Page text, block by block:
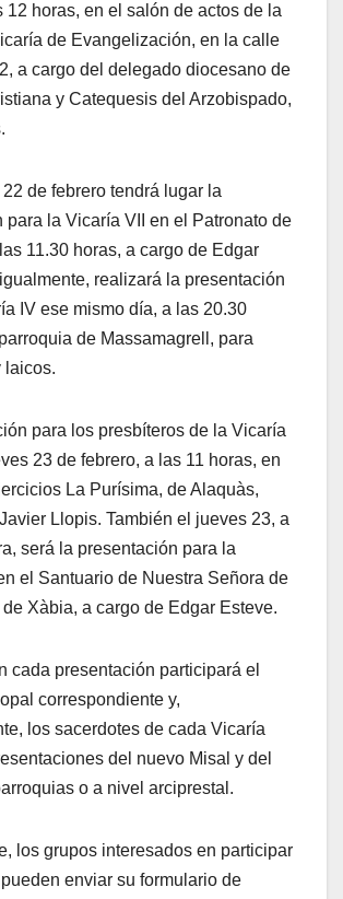
12 horas, en el salón de actos de la
de Evangelización, en la calle
a cargo del delegado diocesano de
y Catequesis del Arzobispado,
de febrero tendrá lugar la
para la Vicaría VII en el Patronato de
11.30 horas, a cargo de Edgar
realizará la presentación
IV ese mismo día, a las 20.30
de Massamagrell, para
laicos.
para los presbíteros de la Vicaría
23 de febrero, a las 11 horas, en
La Purísima, de Alaquàs,
Llopis. También el jueves 23, a
será la presentación para la
el Santuario de Nuestra Señora de
de Xàbia, a cargo de Edgar Esteve.
cada presentación participará el
correspondiente y,
los sacerdotes de cada Vicaría
del nuevo Misal y del
o a nivel arciprestal.
los grupos interesados en participar
enviar su formulario de